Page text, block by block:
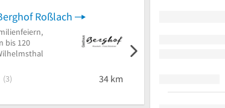
Roßlach
bis 120
5 von 5 Sternen
3 34 km
Küche, Feiern bis 30